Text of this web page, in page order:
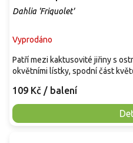
Dahlia 'Friquolet'
Vyprodáno
109 Kč / balení
Patří mezi kaktusovité jiřiny s
okvětními lístky, spodní část